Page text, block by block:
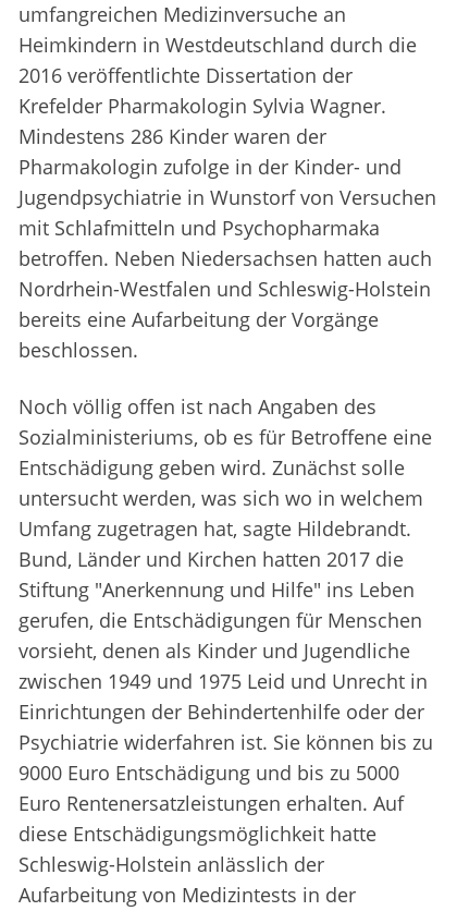
umfangreichen Medizinversuche an
Heimkindern in Westdeutschland durch die
2016 veröffentlichte Dissertation der
Krefelder Pharmakologin Sylvia Wagner.
Mindestens 286 Kinder waren der
Pharmakologin zufolge in der Kinder- und
Jugendpsychiatrie in Wunstorf von Versuchen
mit Schlafmitteln und Psychopharmaka
betroffen. Neben Niedersachsen hatten auch
Nordrhein-Westfalen und Schleswig-Holstein
bereits eine Aufarbeitung der Vorgänge
beschlossen.
Noch völlig offen ist nach Angaben des
Sozialministeriums, ob es für Betroffene eine
Entschädigung geben wird. Zunächst solle
untersucht werden, was sich wo in welchem
Umfang zugetragen hat, sagte Hildebrandt.
Bund, Länder und Kirchen hatten 2017 die
Stiftung "Anerkennung und Hilfe" ins Leben
gerufen, die Entschädigungen für Menschen
vorsieht, denen als Kinder und Jugendliche
zwischen 1949 und 1975 Leid und Unrecht in
Einrichtungen der Behindertenhilfe oder der
Psychiatrie widerfahren ist. Sie können bis zu
9000 Euro Entschädigung und bis zu 5000
Euro Rentenersatzleistungen erhalten. Auf
diese Entschädigungsmöglichkeit hatte
Schleswig-Holstein anlässlich der
Aufarbeitung von Medizintests in der